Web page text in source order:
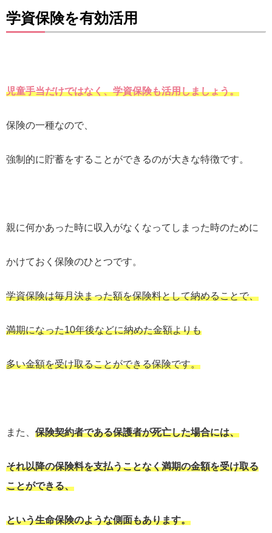
学資保険を有効活用
児童手当だけではなく、学資保険も活用しましょう。
保険の一種なので、
強制的に貯蓄をすることができるのが大きな特徴です。
親に何かあった時に収入がなくなってしまった時のために
かけておく保険のひとつです。
学資保険は毎月決まった額を保険料として納めることで、
満期になった10年後などに納めた金額よりも
多い金額を受け取ることができる保険です。
また、 保険契約者である保護者が死亡した場合には、
それ以降の保険料を支払うことなく満期の金額を受け取る
ことができる、
という生命保険のような側面もあります。